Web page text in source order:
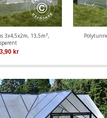
3x4,5x2m, 13,5m²,
kr